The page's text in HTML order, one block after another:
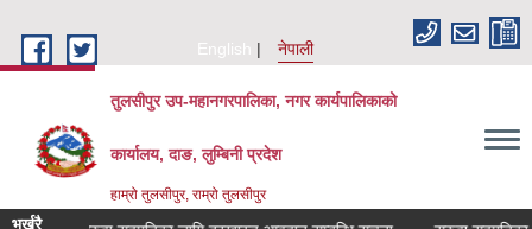
English
नेपाली
तुलसीपुर उप-महानगरपालिका, नगर कार्यपालिकाको
कार्यालय, दाङ, लुम्बिनी प्रदेश
हाम्रो तुलसीपुर, राम्रो तुलसीपुर
भर्खरै